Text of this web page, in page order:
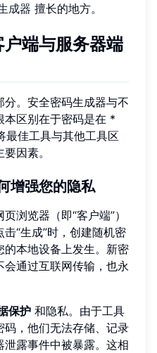
成器 擅长的地方。
端与服务器端
。安全密码生成器与不
本区别在于密码是在 *
最佳工具与其他工具区
因素。
增强您的隐私
浏览器（即“客户端”）
“生成”时，创建随机密
本地设备上发生。新密
通过互联网传输，也永
保护 和隐私。由于工具
码，他们无法存储、记录
露事件中被暴露。这相